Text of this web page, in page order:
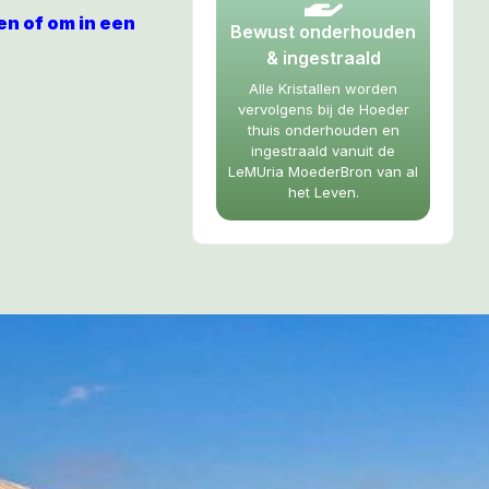
of om in een
bescherming
maar
angsten en
om je
maar
een
met haar te
Bewust onderhouden
& ingestraald
Alle Kristallen worden
vervolgens bij de Hoeder
thuis onderhouden en
ingestraald vanuit de
LeMUria MoederBron van al
het Leven.